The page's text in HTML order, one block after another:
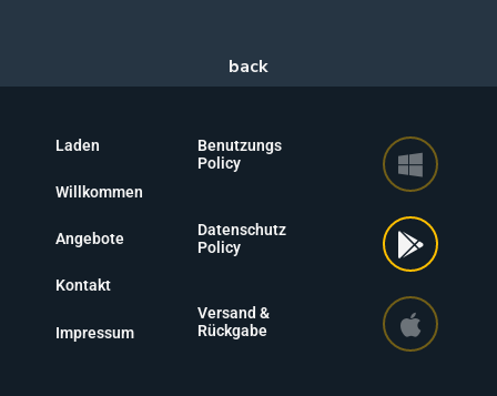
Laden
Willkommen
Angebote
Kontakt
Impressum
Benutzungs
Policy
Datenschutz
Policy
Versand &
Rückgabe